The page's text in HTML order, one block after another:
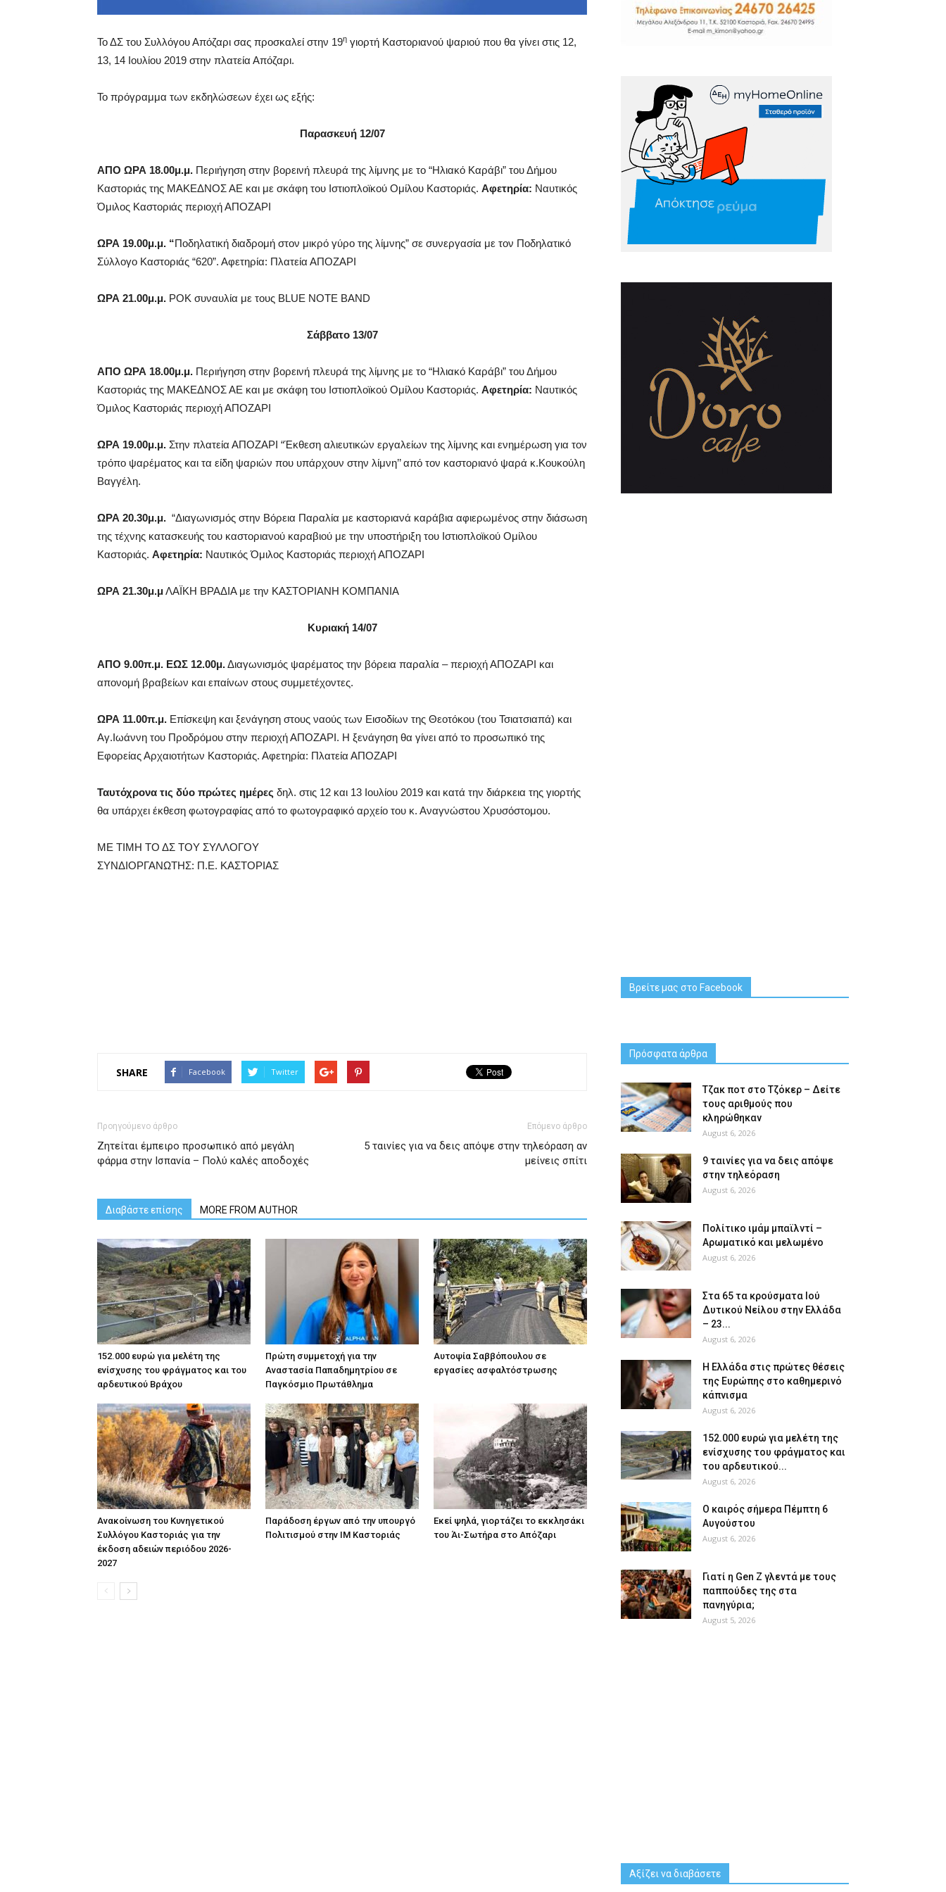
Το ΔΣ του Συλλόγου Απόζαρι σας προσκαλεί στην 19η γιορτή Καστοριανού ψαριού που θα γίνει στις 12,
13, 14 Ιουλίου 2019 στην πλατεία Απόζαρι.
Το πρόγραμμα των εκδηλώσεων έχει ως εξής:
Παρασκευή 12/07
ΑΠΟ ΩΡΑ 18.00μ.μ. Περιήγηση στην βορεινή πλευρά της λίμνης με το “Ηλιακό Καράβι” του Δήμου
Καστοριάς της ΜΑΚΕΔΝΟΣ ΑΕ και με σκάφη του Ιστιοπλοϊκού Ομίλου Καστοριάς. Αφετηρία: Ναυτικός
Όμιλος Καστοριάς περιοχή ΑΠΟΖΑΡΙ
ΩΡΑ 19.00μ.μ. “Ποδηλατική διαδρομή στον μικρό γύρο της λίμνης” σε συνεργασία με τον Ποδηλατικό
Σύλλογο Καστοριάς “620”. Αφετηρία: Πλατεία ΑΠΟΖΑΡΙ
ΩΡΑ 21.00μ.μ. ΡΟΚ συναυλία με τους BLUE NOTE BAND
Σάββατο 13/07
ΑΠΟ ΩΡΑ 18.00μ.μ. Περιήγηση στην βορεινή πλευρά της λίμνης με το “Ηλιακό Καράβι” του Δήμου
Καστοριάς της ΜΑΚΕΔΝΟΣ ΑΕ και με σκάφη του Ιστιοπλοϊκού Ομίλου Καστοριάς. Αφετηρία: Ναυτικός
Όμιλος Καστοριάς περιοχή ΑΠΟΖΑΡΙ
ΩΡΑ 19.00μ.μ. Στην πλατεία ΑΠΟΖΑΡΙ “Έκθεση αλιευτικών εργαλείων της λίμνης και ενημέρωση για τον
τρόπο ψαρέματος και τα είδη ψαριών που υπάρχουν στην λίμνη’’ από τον καστοριανό ψαρά κ.Κουκούλη
Βαγγέλη.
ΩΡΑ 20.30μ.μ. “Διαγωνισμός στην Βόρεια Παραλία με καστοριανά καράβια αφιερωμένος στην διάσωση
της τέχνης κατασκευής του καστοριανού καραβιού με την υποστήριξη του Ιστιοπλοϊκού Ομίλου
Καστοριάς. Αφετηρία: Ναυτικός Όμιλος Καστοριάς περιοχή ΑΠΟΖΑΡΙ
ΩΡΑ 21.30μ.μΛΑΪΚΗ ΒΡΑΔΙΑ με την ΚΑΣΤΟΡΙΑΝΗ ΚΟΜΠΑΝΙΑ
Κυριακή 14/07
ΑΠΟ 9.00π.μ. ΕΩΣ 12.00μ.Διαγωνισμός ψαρέματος την βόρεια παραλία – περιοχή ΑΠΟΖΑΡΙ και
απονομή βραβείων και επαίνων στους συμμετέχοντες.
ΩΡΑ 11.00π.μ. Επίσκεψη και ξενάγηση στους ναούς των Εισοδίων της Θεοτόκου (του Τσιατσιαπά) και
Αγ.Ιωάννη του Προδρόμου στην περιοχή ΑΠΟΖΑΡΙ. Η ξενάγηση θα γίνει από το προσωπικό της
Εφορείας Αρχαιοτήτων Καστοριάς. Αφετηρία: Πλατεία ΑΠΟΖΑΡΙ
Ταυτόχρονα τις δύο πρώτες ημέρες δηλ. στις 12 και 13 Ιουλίου 2019 και κατά την διάρκεια της γιορτής
θα υπάρχει έκθεση φωτογραφίας από το φωτογραφικό αρχείο του κ. Αναγνώστου Χρυσόστομου.
ΜΕ ΤΙΜΗ ΤΟ ΔΣ ΤΟΥ ΣΥΛΛΟΓΟΥ
ΣΥΝΔΙΟΡΓΑΝΩΤΗΣ: Π.Ε. ΚΑΣΤΟΡΙΑΣ
SHARE Facebook Twitter
Προηγούμενο άρθρο
Ζητείται έμπειρο προσωπικό από μεγάλη
φάρμα στην Ισπανία – Πολύ καλές αποδοχές
Επόμενο άρθρο
5 ταινίες για να δεις απόψε στην τηλεόραση αν
μείνεις σπίτι
Διαβάστε επίσης MORE FROM AUTHOR
152.000 ευρώ για μελέτη της
ενίσχυσης του φράγματος και του
αρδευτικού Βράχου
Πρώτη συμμετοχή για την
Αναστασία Παπαδημητρίου σε
Παγκόσμιο Πρωτάθλημα
Αυτοψία Σαββόπουλου σε
εργασίες ασφαλτόστρωσης
Ανακοίνωση του Κυνηγετικού
Συλλόγου Καστοριάς για την
έκδοση αδειών περιόδου 2026-
2027
Παράδοση έργων από την υπουργό
Πολιτισμού στην ΙΜ Καστοριάς
Εκεί ψηλά, γιορτάζει το εκκλησάκι
του Άι-Σωτήρα στο Απόζαρι
Βρείτε μας στο Facebook
Πρόσφατα άρθρα
Tζακ ποτ στο Τζόκερ – Δείτε
τους αριθμούς που
κληρώθηκαν
August 6, 2026
9 ταινίες για να δεις απόψε
στην τηλεόραση
August 6, 2026
Πολίτικο ιμάμ μπαϊλντί –
Αρωματικό και μελωμένο
August 6, 2026
Στα 65 τα κρούσματα Ιού
Δυτικού Νείλου στην Ελλάδα
– 23...
August 6, 2026
Η Ελλάδα στις πρώτες θέσεις
της Ευρώπης στο καθημερινό
κάπνισμα
August 6, 2026
152.000 ευρώ για μελέτη της
ενίσχυσης του φράγματος και
του αρδευτικού...
August 6, 2026
Ο καιρός σήμερα Πέμπτη 6
Αυγούστου
August 6, 2026
Γιατί η Gen Z γλεντά με τους
παππούδες της στα
πανηγύρια;
August 5, 2026
Αξίζει να διαβάσετε